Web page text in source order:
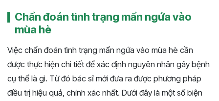
Chẩn đoán tình trạng mẩn ngứa vào
mùa hè
Việc chẩn đoán tình trạng mẩn ngứa vào mùa hè cần
được thực hiện chi tiết để xác định nguyên nhân gây bệnh
cụ thể là gì. Từ đó bác sĩ mới đưa ra được phương pháp
điều trị hiệu quả, chính xác nhất. Dưới đây là một số biện